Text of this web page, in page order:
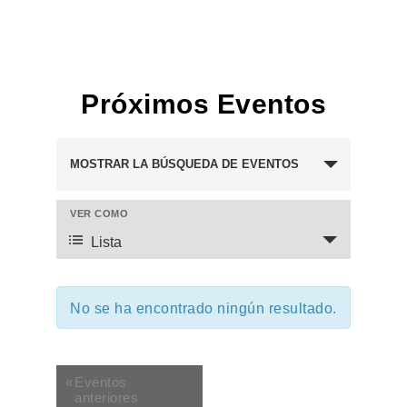
Próximos Eventos
búsqueda
vistas
de
Eventos
MOSTRAR LA BÚSQUEDA DE EVENTOS
Navegación
de
vistas
de
Evento
VER COMO
Lista
No se ha encontrado ningún resultado.
« Eventos
anteriores